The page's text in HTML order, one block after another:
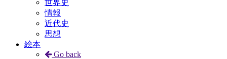
世界史
情報
近代史
思想
絵本
Go back